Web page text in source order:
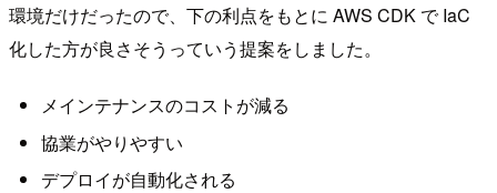
環境だけだったので、下の利点をもとに AWS CDK で IaC
化した方が良さそうっていう提案をしました。
メインテナンスのコストが減る
協業がやりやすい
デプロイが自動化される